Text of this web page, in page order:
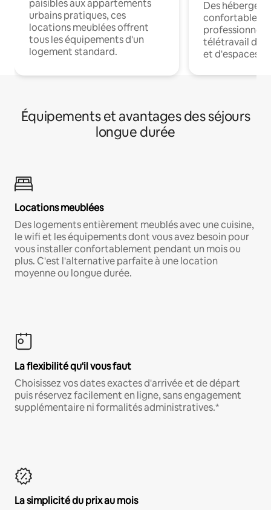
paisibles aux appartements
urbains pratiques, ces
locations meublées offrent
tous les équipements d'un
logement standard.
Des
confortables
professionnels
télétravail
et d'espaces
Équipements et avantages des séjours
longue durée
Locations meublées
Des logements entièrement meublés avec une cuisine,
le wifi et les équipements dont vous avez besoin pour
vous installer confortablement pendant un mois ou
plus. C'est l'alternative parfaite à une location
moyenne ou longue durée.
La flexibilité qu'il vous faut
Choisissez vos dates exactes d'arrivée et de départ
puis réservez facilement en ligne, sans engagement
supplémentaire ni formalités administratives.*
La simplicité du prix au mois